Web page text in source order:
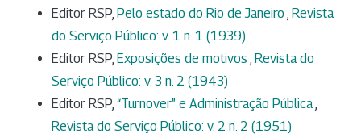
Editor RSP, Pelo estado do Rio de Janeiro , Revista
do Serviço Público: v. 1 n. 1 (1939)
Editor RSP, Exposições de motivos , Revista do
Serviço Público: v. 3 n. 2 (1943)
Editor RSP, “Turnover” e Administração Pública,
Revista do Serviço Público: v. 2 n. 2 (1951)